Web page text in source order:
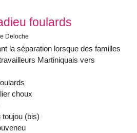
foulards
Deloche
la séparation lorsque des familles
Martiniquais vers
choux
toujou (bis)